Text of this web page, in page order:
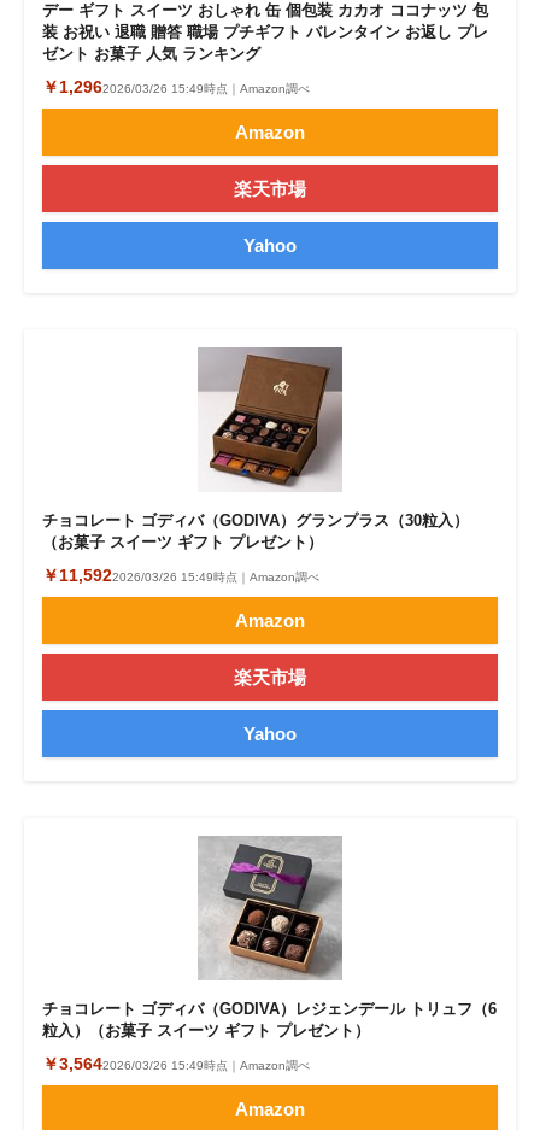
デー ギフト スイーツ おしゃれ 缶 個包装 カカオ ココナッツ 包
装 お祝い 退職 贈答 職場 プチギフト バレンタイン お返し プレ
ゼント お菓子 人気 ランキング
￥1,2962026/03/26 15:49時点｜Amazon調べ
Amazon
楽天市場
Yahoo
チョコレート ゴディバ（GODIVA）グランプラス（30粒入）
（お菓子 スイーツ ギフト プレゼント）
￥11,5922026/03/26 15:49時点｜Amazon調べ
Amazon
楽天市場
Yahoo
チョコレート ゴディバ（GODIVA）レジェンデール トリュフ（6
粒入）（お菓子 スイーツ ギフト プレゼント）
￥3,5642026/03/26 15:49時点｜Amazon調べ
Amazon